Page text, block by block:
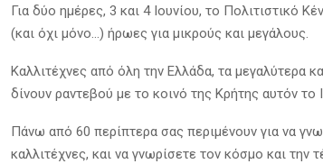
Για δύο ημέρες, 3 και 4 Ιουνίου, το Πολιτιστικό
(και όχι μόνο…) ήρωες για μικρούς και μεγάλους.
Καλλιτέχνες από όλη την Ελλάδα, τα μεγαλύτερα
δίνουν ραντεβού με το κοινό της Κρήτης αυτόν το
Πάνω από 60 περίπτερα σας περιμένουν για να
καλλιτέχνες, και να γνωρίσετε τον κόσμο και την